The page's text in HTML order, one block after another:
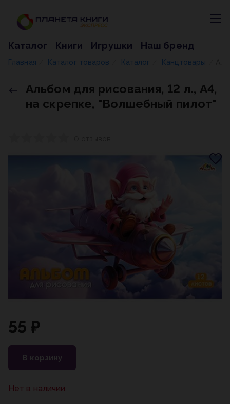
Каталог Книги Игрушки Наш бренд
Главная Каталог товаров Каталог Канцтовары
Альбом для рисования, 12 л., А4,
на скрепке, "Волшебный пилот"
55 ₽
В корзину
Нет в наличии